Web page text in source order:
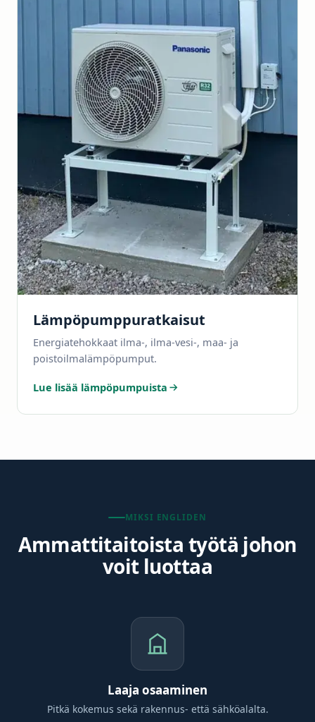
Lämpöpumppuratkaisut
Energiatehokkaat ilma-, ilma-vesi-, maa- ja
poistoilmalämpöpumput.
Lue lisää lämpöpumpuista
MIKSI ENGLIDEN
Ammattitaitoista työtä johon
voit luottaa
Laaja osaaminen
Pitkä kokemus sekä rakennus- että sähköalalta.